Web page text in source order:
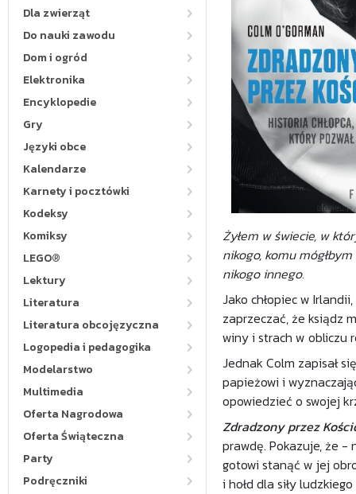
Dla zwierząt
Do nauki zawodu
Dom i ogród
Elektronika
Encyklopedie
Gry
Języki obce
Kalendarze
Karnety i pocztówki
Kodeksy
Komiksy
LEGO®
Lektury
Literatura
Literatura obcojęzyczna
Logopedia i pedagogika
Modelarstwo
Multimedia
Oferta Nagrodowa
Oferta Świąteczna
Party
Podręczniki
Żyłem w świecie, w
nikogo, komu
nikogo innego.
Jako chłopiec w
zaprzeczać, że ksiądz
winy i strach w obliczu
Jednak Colm zapisał
papieżowi i
opowiedzieć o swojej
Zdradzony przez
prawdę. Pokazuje, że -
gotowi stanąć w jej
i hołd dla siły